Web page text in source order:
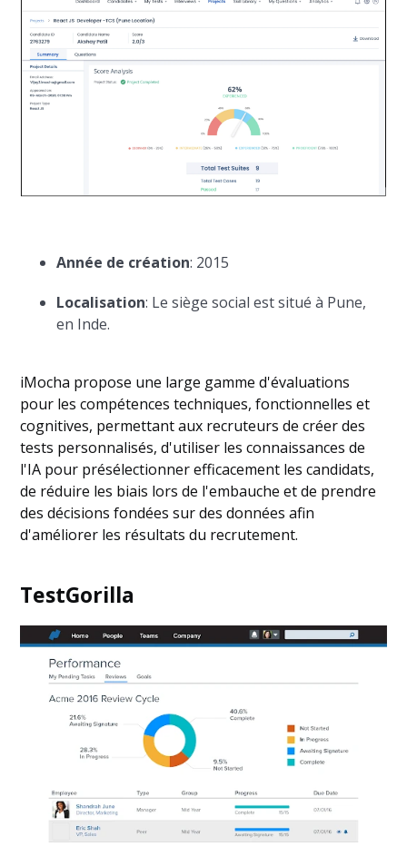
Année de création: 2015
Localisation: Le siège social est situé à Pune,
en Inde.
iMocha propose une large gamme d'évaluations
pour les compétences techniques, fonctionnelles et
cognitives, permettant aux recruteurs de créer des
tests personnalisés, d'utiliser les connaissances de
l'IA pour présélectionner efficacement les candidats,
de réduire les biais lors de l'embauche et de prendre
des décisions fondées sur des données afin
d'améliorer les résultats du recrutement.
TestGorilla